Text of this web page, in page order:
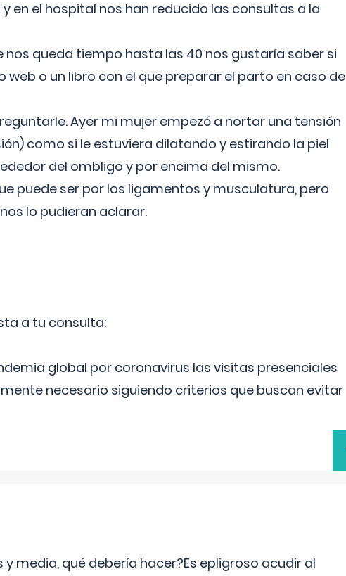
en el hospital nos han reducido las consultas a la
nos queda tiempo hasta las 40 nos gustaría saber si
o un libro con el que preparar el parto en caso de
Ayer mi mujer empezó a nortar una tensión
como si le estuviera dilatando y estirando la piel
del ombligo y por encima del mismo.
puede ser por los ligamentos y musculatura, pero
lo pudieran aclarar.
a tu consulta:
global por coronavirus las visitas presenciales
necesario siguiendo criterios que buscan evitar
media, qué debería hacer?Es epligroso acudir al